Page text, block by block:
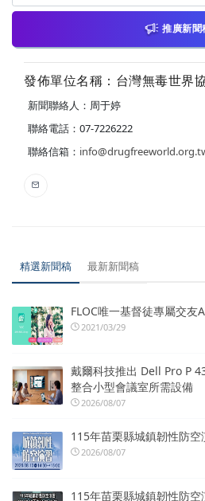
推廣新聞
發佈單位名稱：台灣無毒世界
新聞聯絡人：周于婷
聯絡電話：07-7226222
聯絡信箱：
精選新聞稿 最新新聞稿
FLOC唯一基督徒專屬交友
2021/03/29
戴爾科技推出 Dell Pro P
整合小型會議室所需設備
2026/08/07
115年苗栗縣城鎮韌性防空
2026/08/07
115年苗栗縣城鎮韌性防空